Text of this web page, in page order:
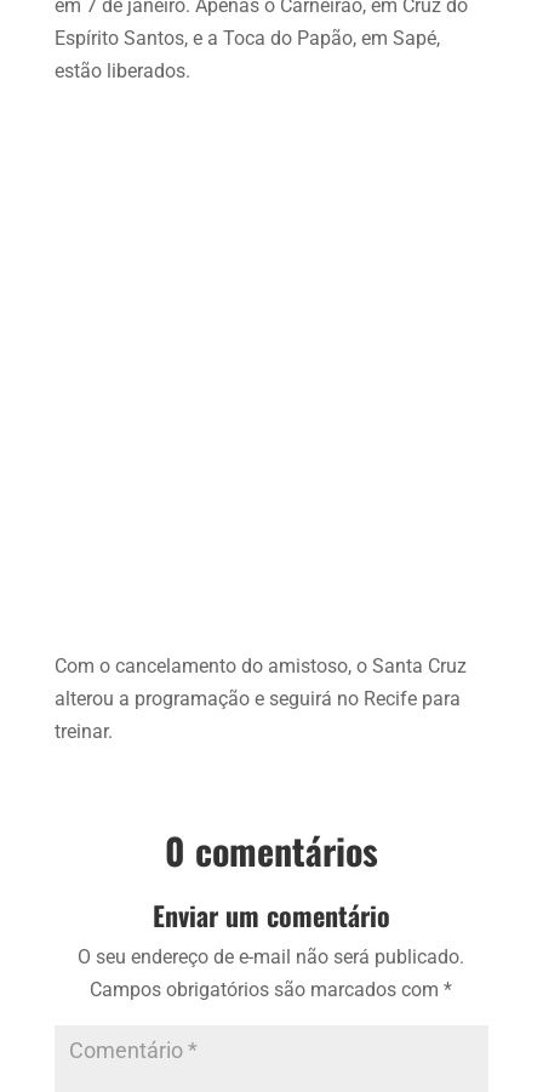
em 7 de janeiro. Apenas o Carneirão, em Cruz do
Espírito Santos, e a Toca do Papão, em Sapé,
estão liberados.
Com o cancelamento do amistoso, o Santa Cruz
alterou a programação e seguirá no Recife para
treinar.
0 comentários
Enviar um comentário
O seu endereço de e-mail não será publicado.
Campos obrigatórios são marcados com*